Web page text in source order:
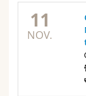
11
NOV.